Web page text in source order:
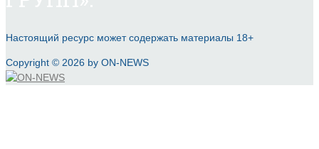
Настоящий ресурс может содержать материалы 18+
Copyright © 2026 by ON-NEWS